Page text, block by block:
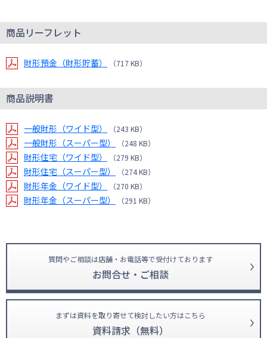
商品リーフレット
財形預金（財形貯蓄） （717 KB）
商品説明書
一般財形（ワイド型） （243 KB）
一般財形（スーパー型） （248 KB）
財形住宅（ワイド型） （279 KB）
財形住宅（スーパー型） （274 KB）
財形年金（ワイド型） （270 KB）
財形年金（スーパー型） （291 KB）
質問やご相談は店舗・お電話等で受付けております
お問合せ・ご相談
まずは資料を取り寄せて検討したい方はこちら
資料請求（無料）